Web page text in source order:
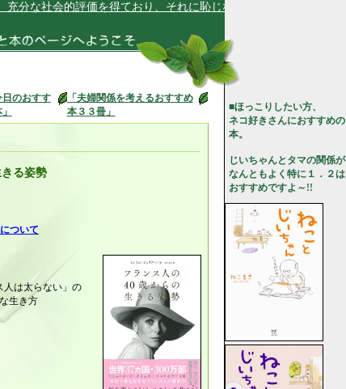
社会的評価を得ており、それに恥じない人間です★
日のおすす
「夫婦関係を考えるおすすめ
本３３冊」
る姿勢
ついて
人は太らない」の
生き方
■ほっこりしたい方、
ネコ好きさんにおすすめの
本。
じいちゃんとタマの関係が
なんともよく特に１．２は
おすすめですよ～!!